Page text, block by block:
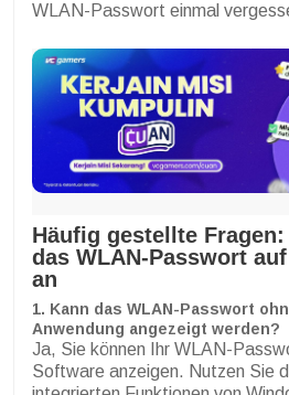
WLAN-Passwort einmal
Häufig gestellte
das WLAN-Passwort
an
1. Kann das WLAN-Passwort
Anwendung angezeigt werden?
Ja, Sie können Ihr WLAN-
Software anzeigen. Nutzen Sie